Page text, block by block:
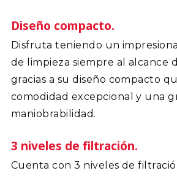
Diseño compacto.
Disfruta teniendo un
de limpieza siempre al alcance
gracias a su diseño compacto
comodidad excepcional y una
maniobrabilidad.
3 niveles de filtración.
Cuenta con 3 niveles de